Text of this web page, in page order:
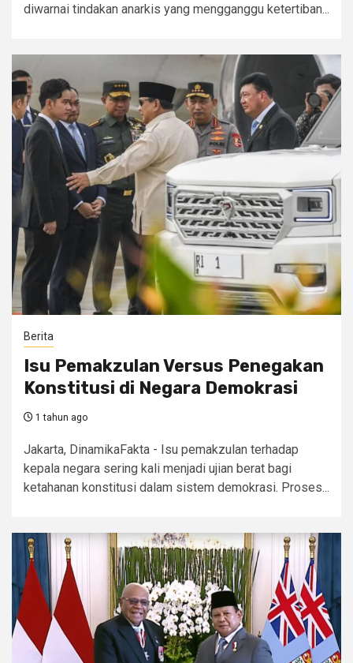
diwarnai tindakan anarkis yang mengganggu ketertiban...
Berita
Isu Pemakzulan Versus Penegakan
Konstitusi di Negara Demokrasi
1 tahun ago
Jakarta, DinamikaFakta - Isu pemakzulan terhadap
kepala negara sering kali menjadi ujian berat bagi
ketahanan konstitusi dalam sistem demokrasi. Proses...